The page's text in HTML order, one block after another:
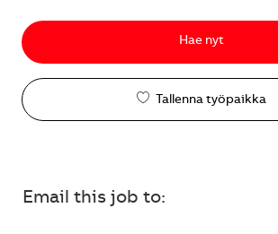
Hae nyt
Tallenna työpaikka
Email this job to: